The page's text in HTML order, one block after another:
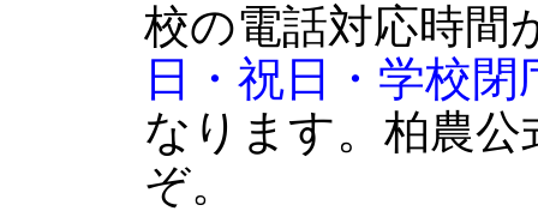
校の電話対応時間
日・祝日・学校
なります。 柏農公
ぞ。